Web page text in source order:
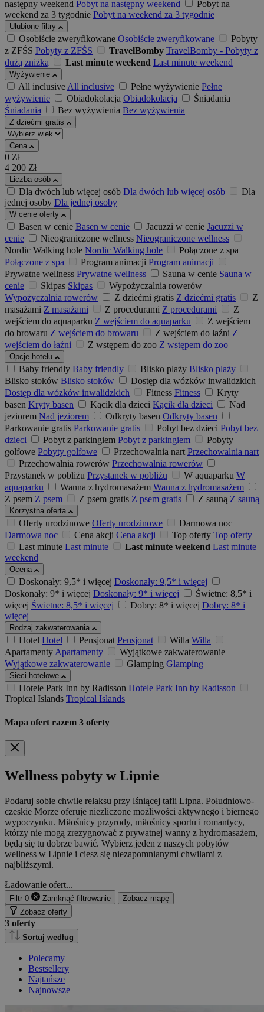
następny weekend Pobyt na następny weekend
Pobyt na
weekend za 3 tygodnie Pobyt na weekend za 3 tygodnie
Ulubione filtry
Osobiście zweryfikowane Osobiście zweryfikowane
Pobyty
z ZFŚS Pobyty z ZFŚS TravelBomby TravelBomby - Pobyty z
dużą zniżką
Last minute weekend Last minute weekend
Wyżywienie
All inclusiveAll inclusive Pełne wyżywienie Pełne
wyżywienie
Obiadokolacja Obiadokolacja
Śniadania
Śniadania
Bez wyżywienia Bez wyżywienia
Z dziećmi gratis
Cena
0 Zł
4 200 Zł
Liczba osób
Dla dwóch lub więcej osób Dla dwóch lub więcej osób
Dla
jednej osoby Dla jednej osoby
W cenie oferty
Basen w cenie Basen w cenie Jacuzzi w cenie Jacuzzi w
cenie
Nieograniczone wellness Nieograniczone wellness
Nordic Walking hole Nordic Walking hole
Połączone z spa
Połączone z spa
Program animacji Program animacji
Prywatne wellness Prywatne wellness Sauna w cenie Sauna w
cenie
Skipas Skipas
Wypożyczalnia rowerów
Wypożyczalnia rowerów
Z dziećmi gratis Z dziećmi gratis
Z
masażami Z masażami Z procedurami Z procedurami
Z
wejściem do aquaparku Z wejściem do aquaparku
Z wejściem
do browaru Z wejściem do browaru Z wejściem do łaźni Z
wejściem do łaźni
Z wstępem do zoo Z wstępem do zoo
Opcje hotelu
Baby friendly Baby friendly Blisko plaży Blisko plaży
Blisko stoków Blisko stoków
Dostęp dla wózków inwalidzkich
Dostęp dla wózków inwalidzkich
Fitness Fitness
Kryty
basen Kryty basen Kącik dla dzieci Kącik dla dzieci
Nad
jeziorem Nad jeziorem Odkryty basen Odkryty basen
Parkowanie gratis Parkowanie gratis Pobyt bez dzieci Pobyt bez
dzieci
Pobyt z parkingiem Pobyt z parkingiem
Pobyty
golfowe Pobyty golfowe Przechowalnia nart Przechowalnia nart
Przechowalnia rowerów Przechowalnia rowerów
Przystanek w pobliżu Przystanek w pobliżu W aquaparku W
aquaparku
Wanna z hydromasażem Wanna z hydromasażem
Z psem Z psem Z psem gratis Z psem gratis Z sauną Z sauną
Korzystna oferta
Oferty urodzinowe Oferty urodzinowe
Darmowa noc
Darmowa noc
Cena akcji Cena akcji Top oferty Top oferty
Last minute Last minute Last minute weekend Last minute
weekend
Ocena
Doskonały: 9,5* i więcej Doskonały: 9,5* i więcej
Doskonały: 9* i więcej Doskonały: 9* i więcej
Świetne: 8,5* i
więcej Świetne: 8,5* i więcej Dobry: 8* i więcej Dobry: 8* i
więcej
Rodzaj zakwaterowania
Hotel Hotel Pensjonat Pensjonat Willa Willa
ApartamentyApartamenty
Wyjątkowe zakwaterowanie
Wyjątkowe zakwaterowanie
Glamping Glamping
Sieci hotelowe
Hotele Park Inn by Radisson Hotele Park Inn by Radisson
Tropical Islands Tropical Islands
Mapa ofert razem 3 oferty
Wellness pobyty w Lipnie
Podaruj sobie chwile relaksu przy lśniącej tafli Lipna. Południowo-
czeskie Morze oferuje niezliczone możliwości aktywnego i biernego
wypoczynku. Miłośnicy przyrody, miłośnicy sportu i romantycy,
którzy nie mogą zrezygnować z prywatnej wanny z hydromasażem,
będą się tu dobrze bawić. Wybierz jeden z naszych pobytów
wellness w Lipnie i ciesz się niezapomnianymi chwilami z
najbliższymi.
Ładowanie ofert...
Filtr 0 Zamknąć filtrowanie
Zobacz mapę
Zobacz oferty
3 oferty
Sortuj według
Polecamy
Bestsellery
Najtańsze
Najnowsze